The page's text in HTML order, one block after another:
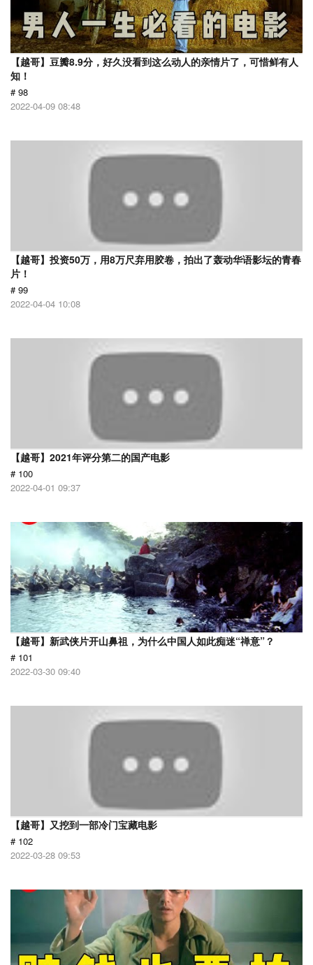
【越哥】豆瓣8.9分，好久没看到这么动人的亲情片了，可惜鲜有人
知！
# 98
2022-04-09 08:48
【越哥】投资50万，用8万尺弃用胶卷，拍出了轰动华语影坛的青春
片！
# 99
2022-04-04 10:08
【越哥】2021年评分第二的国产电影
# 100
2022-04-01 09:37
【越哥】新武侠片开山鼻祖，为什么中国人如此痴迷“禅意”？
# 101
2022-03-30 09:40
【越哥】又挖到一部冷门宝藏电影
# 102
2022-03-28 09:53